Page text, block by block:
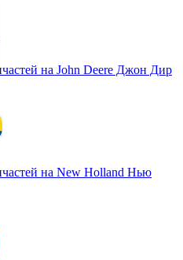
на John Deere Джон Дир
на New Holland Нью